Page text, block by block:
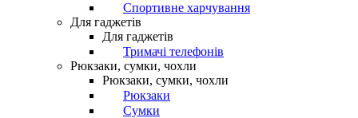
Спортивне харчування
Для гаджетів
Для гаджетів
Тримачі телефонів
Рюкзаки, сумки, чохли
Рюкзаки, сумки, чохли
Рюкзаки
Сумки